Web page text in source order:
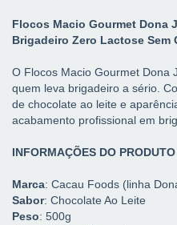
Flocos Macio Gourmet Dona
Brigadeiro Zero Lactose Sem
O Flocos Macio Gourmet Dona
quem leva brigadeiro a sério.
de chocolate ao leite e
acabamento profissional em
INFORMAÇÕES DO PRODUTO
Marca: Cacau Foods (linha
Sabor: Chocolate Ao Leite
Peso: 500g